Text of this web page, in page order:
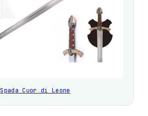
Spada Cuor di Leone